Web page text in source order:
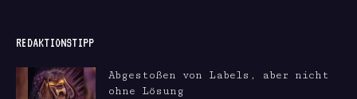
REDAKTIONSTIPP
Abgestoßen von Labels, aber nicht
ohne Lösung